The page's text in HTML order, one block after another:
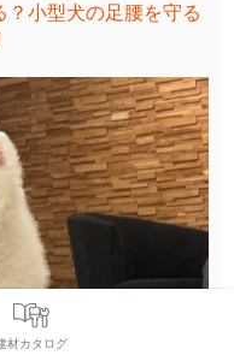
小型犬の足腰を守る
材カタログ